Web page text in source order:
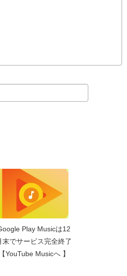
Play Musicは12
末でサービス完全終了
【YouTube Musicへ 】